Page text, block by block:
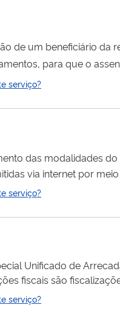
de um beneficiário da
Recuperação
serviço?
das modalidades do
do Incra e
Consulte a relação de unidades físicas
serviço?
Unificado de
(pessoa
e contribuições). Utilize este serviço para
serviço?